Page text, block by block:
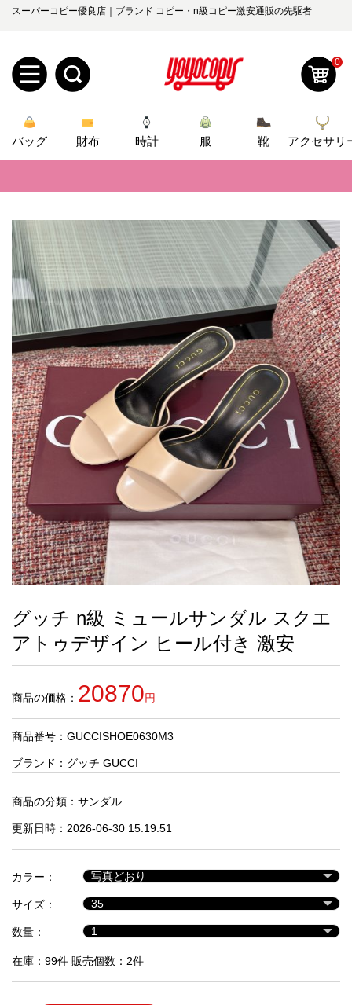
スーパーコピー優良店｜ブランド コピー・n級コピー激安通販の先駆者
規
ザ
ー
登
録
ロ
ン
ー
ダ
ー
管
理
お
知
ら
せ
yoyocopys@gmail.com
2026人気特集
バッグ
財布
時計
服
ズボン
衣装セット
靴
住まい用品
アクセサリー
ベルト
スカーフ
アイフォーンケ
ース
小物
最
新
製
品
お
す
商
品
人
商
セ
ル
品
0
バッグ 財布 時計 服 靴
アクセサリ
📢 新作入荷！ルイ・ヴィトンスーパーコピー バッグ最新モデルが登場。
📢 当店は正真正銘のn級スーパーコピーのみ取扱い。最高品質の再現度を
📢 2026春の新作続々更新中！期間中のご注文でお得な割引をご利用いただ
📢 新作入荷！ルイ・ヴィトンスーパーコピー バッグ最新モデルが登場。
グッチ n級 ミュールサンダル スクエ
アトゥデザイン ヒール付き 激安
商品の価格： 20870円
商品番号：GUCCISHOE0630M3
ブランド： グッチ GUCCI
商品の分類： サンダル
更新日時：2026-06-30 15:19:51
カラー：
サイズ：
数量：
在庫：99件 販売個数：2件